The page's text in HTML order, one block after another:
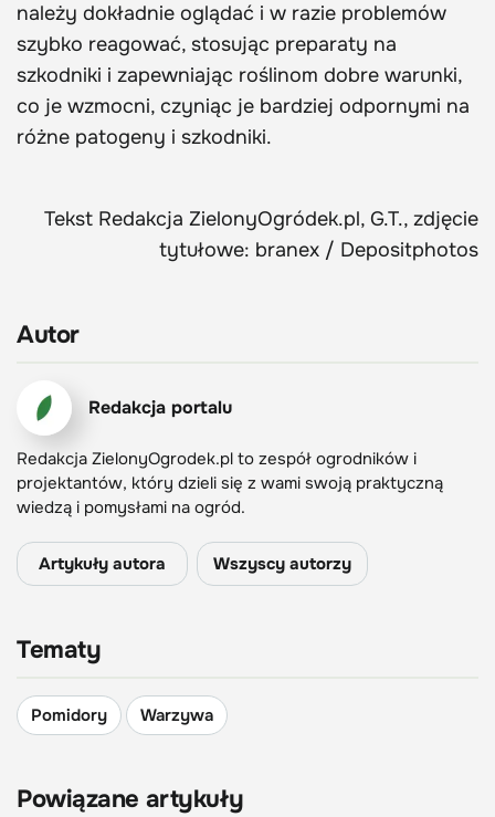
należy dokładnie oglądać i w razie problemów
szybko reagować, stosując preparaty na
szkodniki i zapewniając roślinom dobre warunki,
co je wzmocni, czyniąc je bardziej odpornymi na
różne patogeny i szkodniki.
Tekst Redakcja ZielonyOgródek.pl, G.T., zdjęcie
tytułowe: branex / Depositphotos
Autor
Redakcja portalu
Redakcja ZielonyOgrodek.pl to zespół ogrodników i
projektantów, który dzieli się z wami swoją praktyczną
wiedzą i pomysłami na ogród.
Artykuły autora Wszyscy autorzy
Tematy
Pomidory Warzywa
Powiązane artykuły